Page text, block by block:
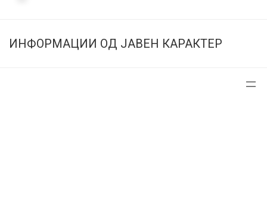
ИНФОРМАЦИИ ОД ЈАВЕН КАРАКТЕР